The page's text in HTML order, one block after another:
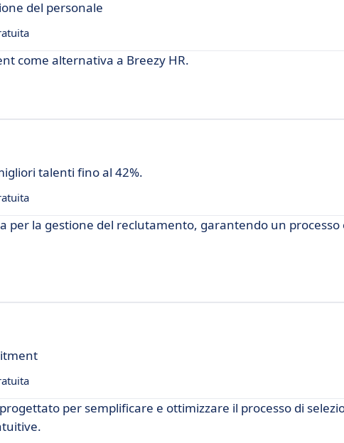
del personale
come alternativa a Breezy HR.
talenti fino al 42%.
per la gestione del reclutamento, garantendo un
per semplificare e ottimizzare il processo di